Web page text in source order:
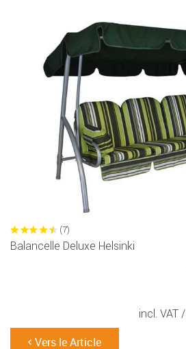
(7)
Balancelle Deluxe Helsinki
incl. VAT /
Vers le Article